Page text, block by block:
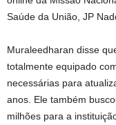
Saúde da União, JP
Muraleedharan disse
totalmente equipado
necessárias para
anos. Ele também
milhões para a